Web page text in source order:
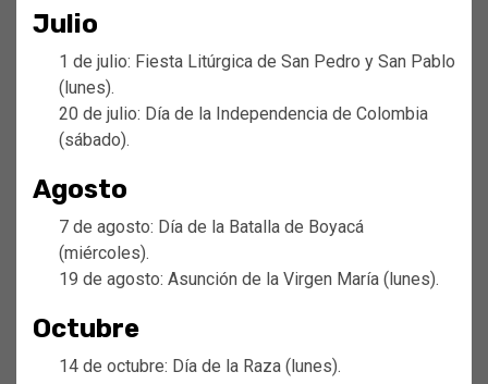
Julio
1 de julio: Fiesta Litúrgica de San Pedro y San Pablo
(lunes).
20 de julio: Día de la Independencia de Colombia
(sábado).
Agosto
7 de agosto: Día de la Batalla de Boyacá
(miércoles).
19 de agosto: Asunción de la Virgen María (lunes).
Octubre
14 de octubre: Día de la Raza (lunes).